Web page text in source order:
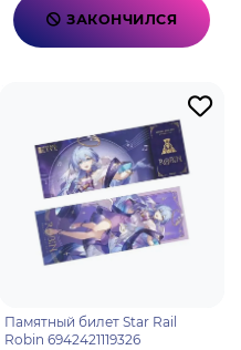
ЗАКОНЧИЛСЯ
Памятный билет Star Rail
Robin 6942421119326